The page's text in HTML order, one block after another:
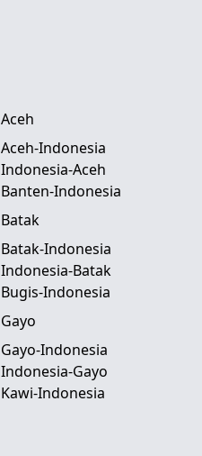
Aceh
Aceh-Indonesia
Indonesia-Aceh
Banten-Indonesia
Batak
Batak-Indonesia
Indonesia-Batak
Bugis-Indonesia
Gayo
Gayo-Indonesia
Indonesia-Gayo
Kawi-Indonesia